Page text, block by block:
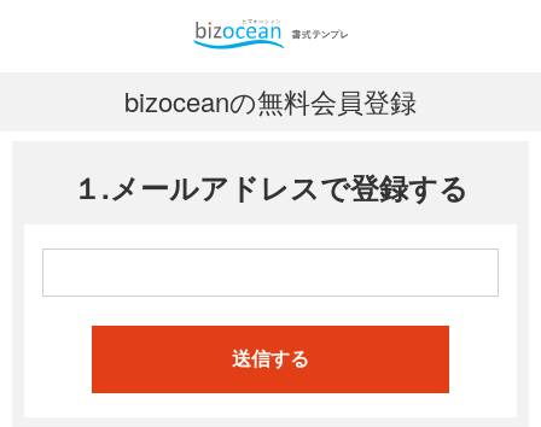
bizoceanの無料会員登録
１.メールアドレスで登録する
送信する